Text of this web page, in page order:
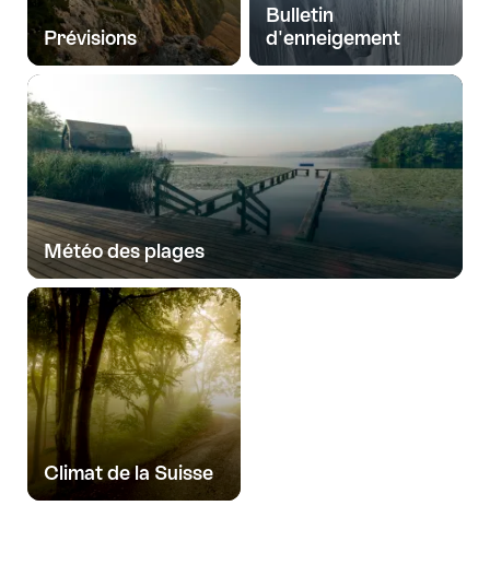
Prévisions
Bulletin
d'enneigement
Météo des plages
Climat de la Suisse